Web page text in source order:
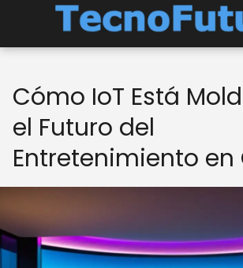
Cómo IoT Está
el Futuro del
Entretenimiento en